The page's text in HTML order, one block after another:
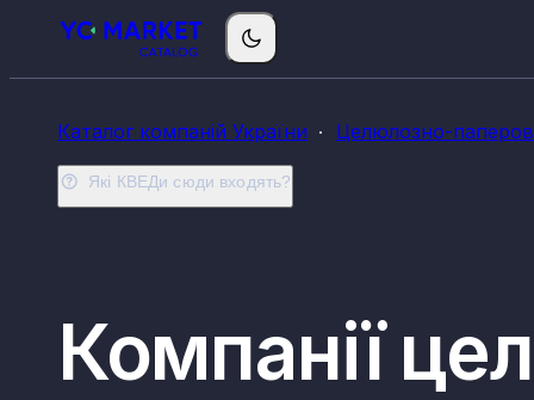
Каталог компаній України Целюлозно-
Які КВЕДи сюди входять?
Компанії